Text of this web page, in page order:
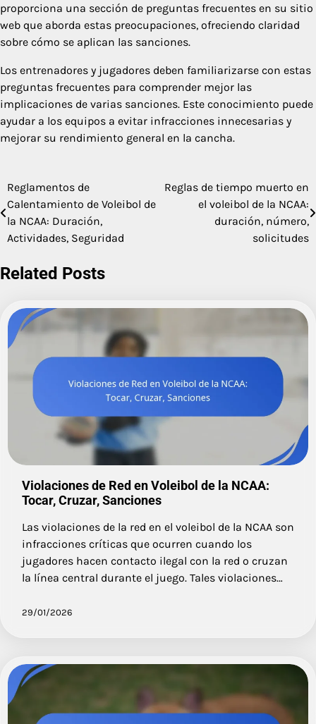
proporciona una sección de preguntas frecuentes en su sitio
web que aborda estas preocupaciones, ofreciendo claridad
sobre cómo se aplican las sanciones.
Los entrenadores y jugadores deben familiarizarse con estas
preguntas frecuentes para comprender mejor las
implicaciones de varias sanciones. Este conocimiento puede
ayudar a los equipos a evitar infracciones innecesarias y
mejorar su rendimiento general en la cancha.
Post
navigation
Reglamentos de
Calentamiento de Voleibol de
la NCAA: Duración,
Actividades, Seguridad
Reglas de tiempo muerto en
el voleibol de la NCAA:
duración, número,
solicitudes
Related Posts
Violaciones de Red en Voleibol de la NCAA:
Tocar, Cruzar, Sanciones
Las violaciones de la red en el voleibol de la NCAA son
infracciones críticas que ocurren cuando los
jugadores hacen contacto ilegal con la red o cruzan
la línea central durante el juego. Tales violaciones…
29/01/2026